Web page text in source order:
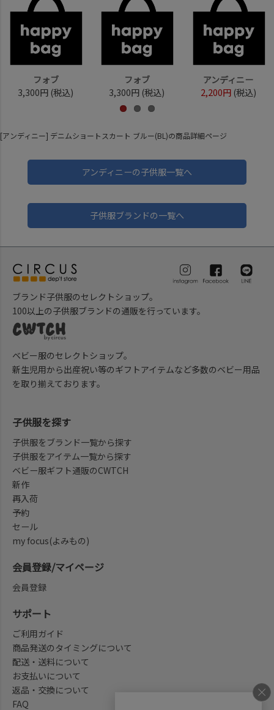
フォブ
3,300円 (税込)
フォブ
3,300円 (税込)
アンディニー
2,200円 (税込)
[アンディニー] デニムショートスカート ブルー(BL)の商品詳細ページ
アンディニーの子供服一覧へ
子供服ブランドの一覧へ
ブランド子供服のセレクトショップ。
100以上の子供服ブランドの通販を行っています。
ベビー服のセレクトショップ。
新生児用から出産祝い等のギフトアイテムなど多数のベビー用品
を取り揃えております。
子供服を探す
子供服をブランド一覧から探す
子供服をアイテム一覧から探す
ベビー服ギフト通販のCWTCH
新作
再入荷
予約
セール
my focus(よみもの)
会員登録/マイページ
会員登録
サポート
ご利用ガイド
商品発送のタイミングについて
配送・送料について
お支払いについて
返品・交換について
FAQ